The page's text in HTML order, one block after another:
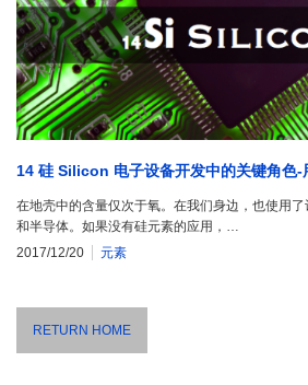
14 硅 Silicon 电子设备开发中的关键角色-
在地壳中的含量仅次于氧。在我们身边，也使用
和半导体。如果没有硅元素的应用，…
2017/12/20
元素
RETURN HOME